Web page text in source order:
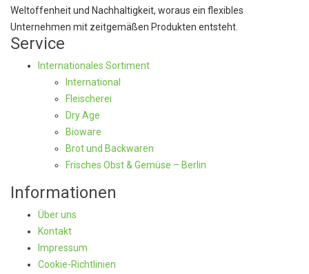
Weltoffenheit und Nachhaltigkeit, woraus ein flexibles
Unternehmen mit zeitgemäßen Produkten entsteht.
Service
Internationales Sortiment
International
Fleischerei
Dry Age
Bioware
Brot und Backwaren
Frisches Obst & Gemüse – Berlin
Informationen
Über uns
Kontakt
Impressum
Cookie-Richtlinien